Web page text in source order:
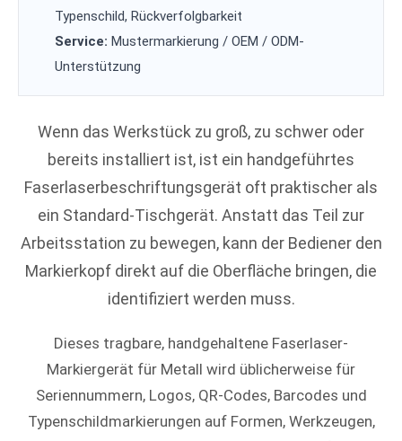
Typenschild, Rückverfolgbarkeit
Service: Mustermarkierung / OEM / ODM-
Unterstützung
Wenn das Werkstück zu groß, zu schwer oder
bereits installiert ist, ist ein handgeführtes
Faserlaserbeschriftungsgerät oft praktischer als
ein Standard-Tischgerät. Anstatt das Teil zur
Arbeitsstation zu bewegen, kann der Bediener den
Markierkopf direkt auf die Oberfläche bringen, die
identifiziert werden muss.
Dieses tragbare, handgehaltene Faserlaser-
Markiergerät für Metall wird üblicherweise für
Seriennummern, Logos, QR-Codes, Barcodes und
Typenschildmarkierungen auf Formen, Werkzeugen,